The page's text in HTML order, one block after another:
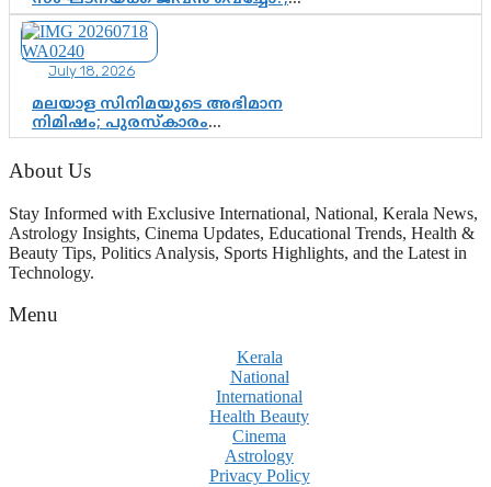
ജിസ്മോന്റെ വിമർശനം രാഷ്ട്രീയ
ഇരട്ടത്താപ്പെന്ന് ചർച്ച
July 18, 2026
മലയാള സിനിമയുടെ അഭിമാന
നിമിഷം; പുരസ്‌കാരം
ആഘോഷമാകട്ടെ, മികവ് ശീലമാകട്ടെ
About Us
Stay Informed with Exclusive International, National, Kerala News,
Astrology Insights, Cinema Updates, Educational Trends, Health &
Beauty Tips, Politics Analysis, Sports Highlights, and the Latest in
Technology.
Menu
Kerala
National
International
Health Beauty
Cinema
Astrology
Privacy Policy